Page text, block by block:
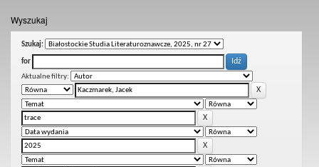
Wyszukaj
Szukaj:
for
Aktualne filtry: